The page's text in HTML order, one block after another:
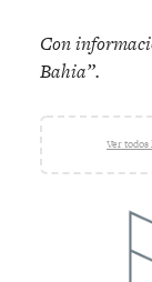
Con
Bahia”.
Ver